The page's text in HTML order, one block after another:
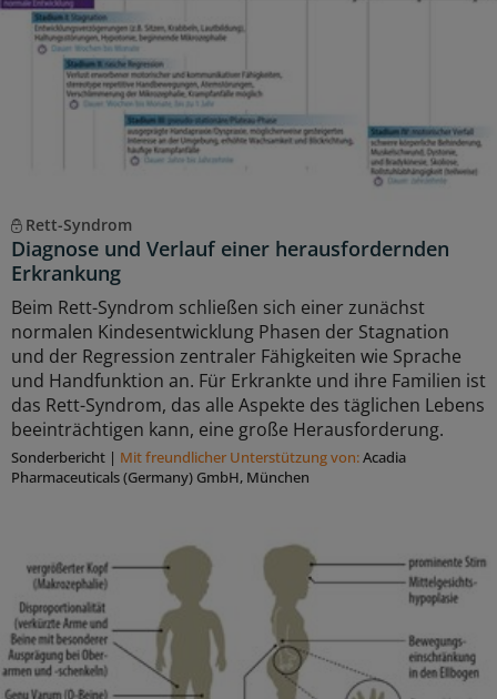
Rett-Syndrom
Diagnose und Verlauf einer herausfordernden
Erkrankung
Beim Rett-Syndrom schließen sich einer zunächst
normalen Kindesentwicklung Phasen der Stagnation
und der Regression zentraler Fähigkeiten wie Sprache
und Handfunktion an. Für Erkrankte und ihre Familien ist
das Rett-Syndrom, das alle Aspekte des täglichen Lebens
beeinträchtigen kann, eine große Herausforderung.
Sonderbericht | Mit freundlicher Unterstützung von:Acadia
Pharmaceuticals (Germany) GmbH, München